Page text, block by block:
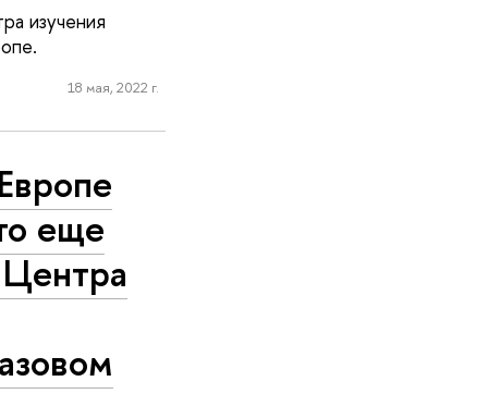
изучения
18 мая, 2022 г.
еще